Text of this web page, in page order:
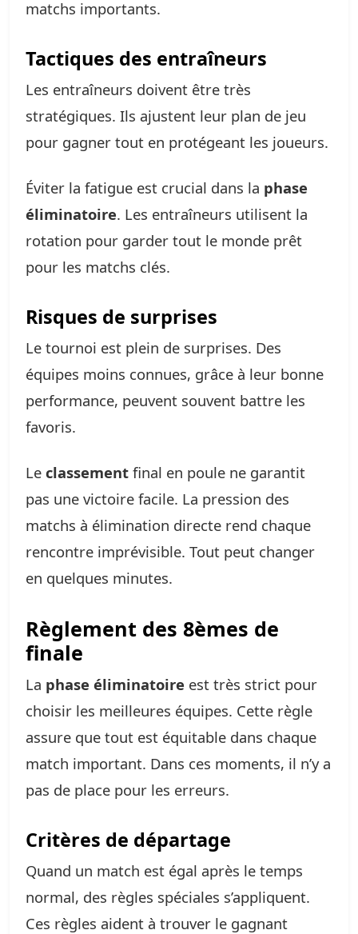
matchs importants.
Tactiques des entraîneurs
Les entraîneurs doivent être très
stratégiques. Ils ajustent leur plan de jeu
pour gagner tout en protégeant les joueurs.
Éviter la fatigue est crucial dans la phase
éliminatoire. Les entraîneurs utilisent la
rotation pour garder tout le monde prêt
pour les matchs clés.
Risques de surprises
Le tournoi est plein de surprises. Des
équipes moins connues, grâce à leur bonne
performance, peuvent souvent battre les
favoris.
Le classement final en poule ne garantit
pas une victoire facile. La pression des
matchs à élimination directe rend chaque
rencontre imprévisible. Tout peut changer
en quelques minutes.
Règlement des 8èmes de
finale
La phase éliminatoire est très strict pour
choisir les meilleures équipes. Cette règle
assure que tout est équitable dans chaque
match important. Dans ces moments, il n’y a
pas de place pour les erreurs.
Critères de départage
Quand un match est égal après le temps
normal, des règles spéciales s’appliquent.
Ces règles aident à trouver le gagnant